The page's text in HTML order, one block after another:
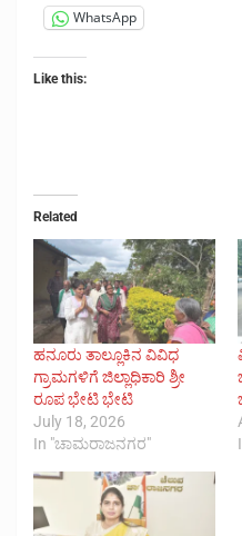
WhatsApp
Like this:
Related
ಹನೂರು ತಾಲ್ಲೂಕಿನ ವಿವಿಧ
ಗ್ರಾಮಗಳಿಗೆ ಜಿಲ್ಲಾಧಿಕಾರಿ ಶ್ರೀ
ರೂಪ ಭೇಟಿ ಭೇಟಿ
July 18, 2026
In "ಚಾಮರಾಜನಗರ"